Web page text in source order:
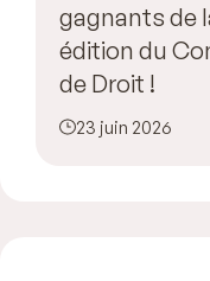
gagnants de
édition du
de Droit !
23 juin 2026